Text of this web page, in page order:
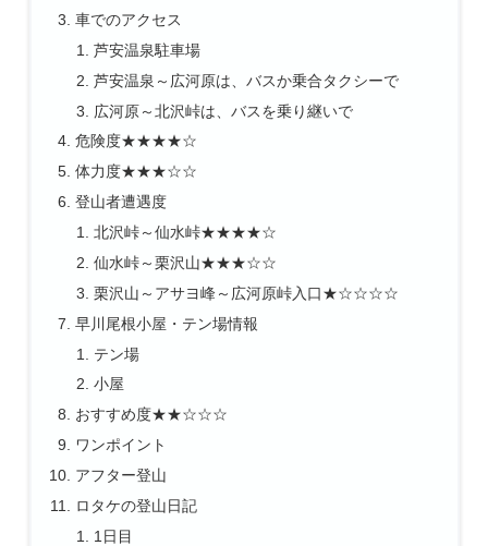
車でのアクセス
芦安温泉駐車場
芦安温泉～広河原は、バスか乗合タクシーで
広河原～北沢峠は、バスを乗り継いで
危険度★★★★☆
体力度★★★☆☆
登山者遭遇度
北沢峠～仙水峠★★★★☆
仙水峠～栗沢山★★★☆☆
栗沢山～アサヨ峰～広河原峠入口★☆☆☆☆
早川尾根小屋・テン場情報
テン場
小屋
おすすめ度★★☆☆☆
ワンポイント
アフター登山
ロタケの登山日記
1日目